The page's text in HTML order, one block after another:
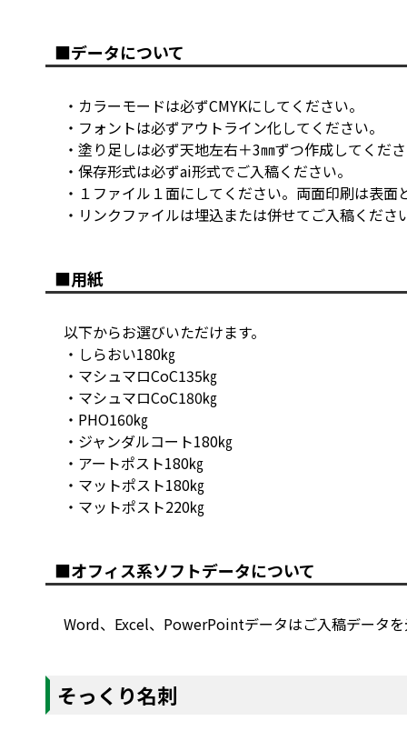
■データについて
・カラーモードは必ずCMYKにしてください。
・フォントは必ずアウトライン化してください。
・塗り足しは必ず天地左右＋3㎜ずつ作成してくだ
・保存形式は必ずai形式でご入稿ください。
・１ファイル１面にしてください。両面印刷は表
・リンクファイルは埋込または併せてご入稿くださ
■用紙
以下からお選びいただけます。
・しらおい180㎏
・マシュマロCoC135㎏
・マシュマロCoC180㎏
・PHO160㎏
・ジャンダルコート180㎏
・アートポスト180㎏
・マットポスト180㎏
・マットポスト220㎏
■オフィス系ソフトデータについて
Word、Excel、PowerPointデータはご入稿データ
そっくり名刺